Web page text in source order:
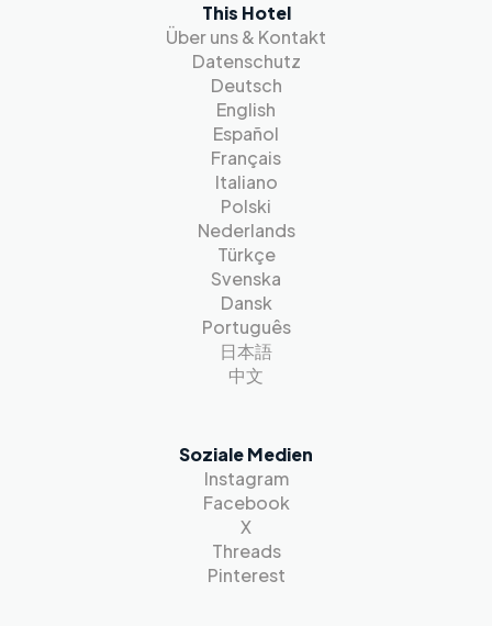
This Hotel
Über uns & Kontakt
Datenschutz
Deutsch
English
Español
Français
Italiano
Polski
Nederlands
Türkçe
Svenska
Dansk
Português
日本語
中文
Soziale Medien
Instagram
Facebook
X
Threads
Pinterest